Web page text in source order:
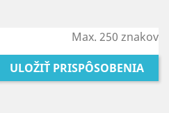
Max. 250 znakov
ULOŽIŤ PRISPÔSOBENIA